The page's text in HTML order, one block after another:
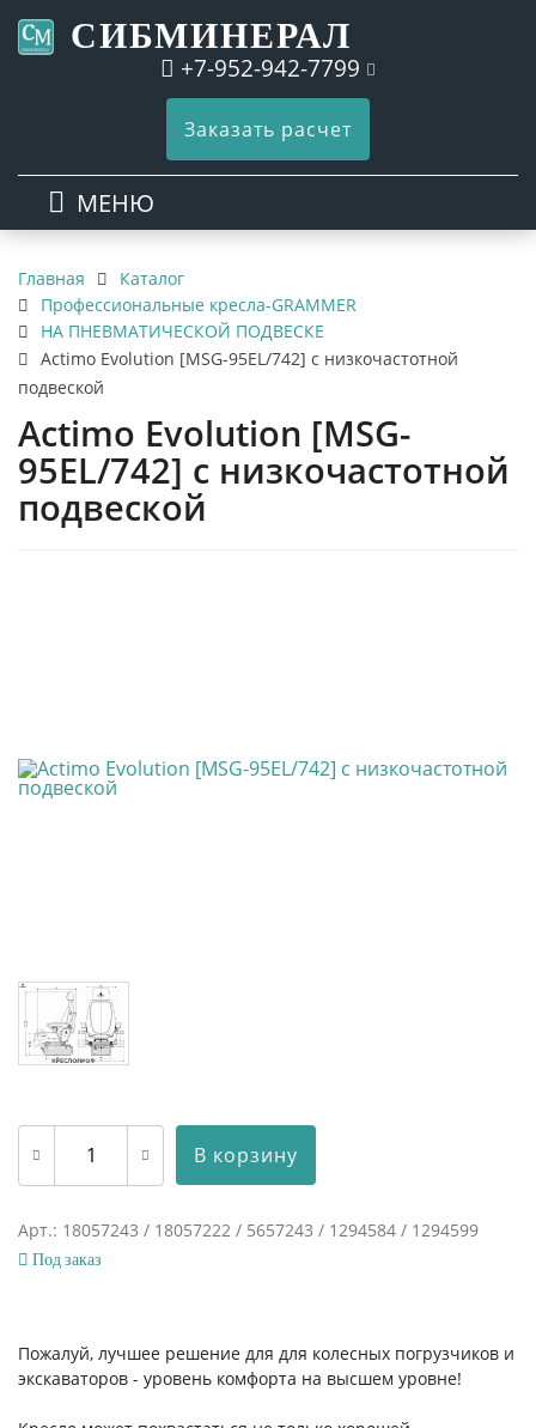
СИБМИНЕРАЛ
+7-952-942-7799
Заказать расчет
МЕНЮ
Главная
Каталог
Профессиональные кресла-GRAMMER
НА ПНЕВМАТИЧЕСКОЙ ПОДВЕСКЕ
Actimo Evolution [MSG-95EL/742] с низкочастотной
подвеской
Actimo Evolution [MSG-
95EL/742] с низкочастотной
подвеской
В корзину
Арт.: 18057243 / 18057222 / 5657243 / 1294584 / 1294599
Под заказ
Пожалуй, лучшее решение для для колесных погрузчиков и
экскаваторов - уровень комфорта на высшем уровне!